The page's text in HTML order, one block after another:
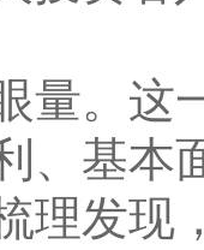
量。这
、基
理发现